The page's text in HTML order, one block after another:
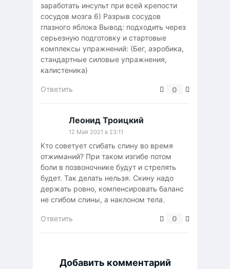
заработать инсульт при всей крепости
сосудов мозга 6) Разрыв сосудов
глазного яблока Вывод: подходить через
серьезную подготовку и стартовые
комплексы упражнений: (Бег, аэробика,
стандартные силовые упражнения,
калистеника)
Ответить 0
Леонид Троицкий
12 Май 2021 в 23:11
Кто советует сгибать спину во время
отжиманий? При таком изгибе потом
боли в позвоночнике будут и стрелять
будет. Так делать нельзя. Скину надо
держать ровно, компенсировать баланс
не сгибом спины, а наклоном тела.
Ответить 0
Добавить комментарий